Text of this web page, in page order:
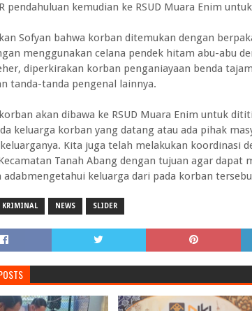
pendahuluan kemudian ke RSUD Muara Enim
Sofyan bahwa korban ditemukan dengan
menggunakan celana pendek hitam abu-abu
diperkirakan korban penganiayaan benda
tanda-tanda pengenal lainnya.
akan dibawa ke RSUD Muara Enim untuk
keluarga korban yang datang atau ada pihak
Kita juga telah melakukan koordinasi
Tanah Abang dengan tujuan agar
adabmengetahui keluarga dari pada korban
KRIMINAL NEWS SLIDER